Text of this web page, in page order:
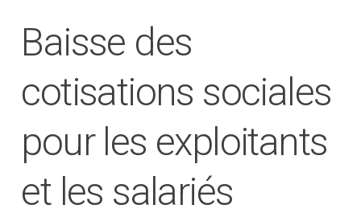
Baisse des
cotisations sociales
pour les exploitants
et les salariés